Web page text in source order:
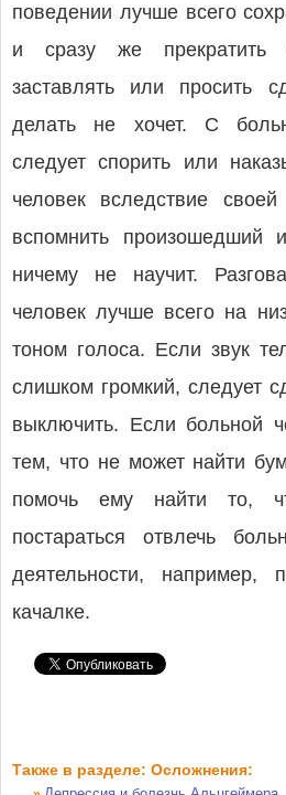
поведении лучше всего
и сразу же прекратить
заставлять или просить
делать не хочет. С
следует спорить или
человек вследствие
вспомнить произошедший
ничему не научит.
человек лучше всего на
тоном голоса. Если звук
слишком громкий, следует
выключить. Если больной
тем, что не может найти
помочь ему найти то,
постараться отвлечь
деятельности, например,
качалке.
Также в разделе: Осложнения: